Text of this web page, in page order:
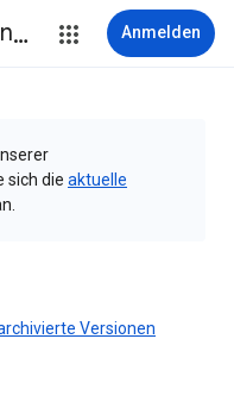
Datenschutzerklärung & Nutzungsbedingungen Anmelden
sich die aktuelle
Versionen